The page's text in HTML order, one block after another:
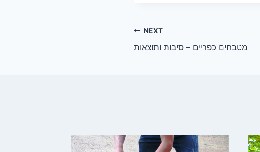
NEXT
מטבחים כפריים – סיבות ותוצאות